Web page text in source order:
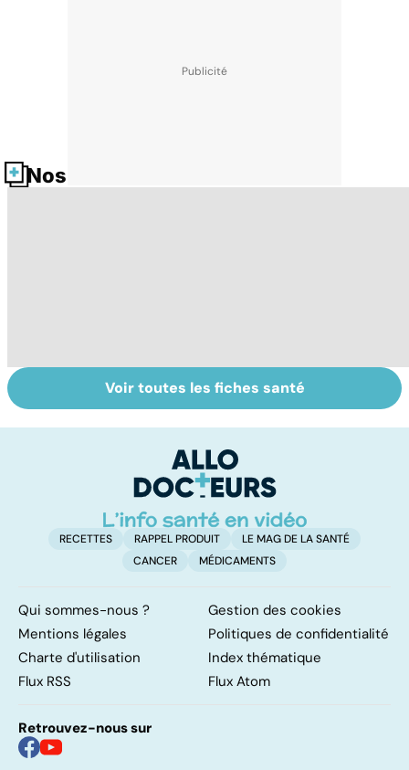
Nos fiches santé
Cancer : l'espoir
des essais
Tout savoir sur
les infections
Voir toutes les fiches santé
RECETTES RAPPEL PRODUIT
LE MAG DE LA SANTÉ
CANCER
MÉDICAMENTS
Qui sommes-nous ?
Gestion des cookies
Mentions légales
Politiques de confidentialité
Charte d'utilisation
Index thématique
Flux RSS
Flux Atom
Retrouvez-nous sur